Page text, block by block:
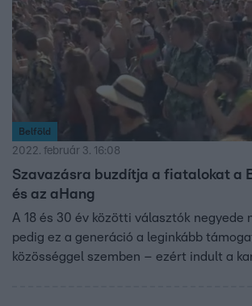
Belföld
2022. február 3. 16:08
Szavazásra buzdítja a fiatalokat a
és az aHang
A 18 és 30 év közötti választók negyede
pedig ez a generáció a leginkább
közösséggel szemben – ezért indult a